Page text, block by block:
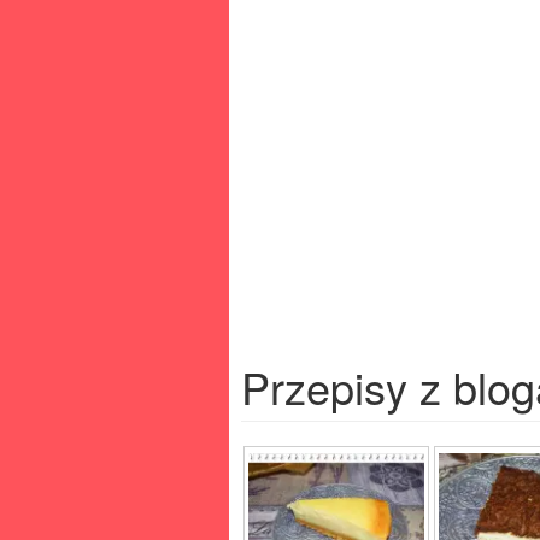
Przepisy z